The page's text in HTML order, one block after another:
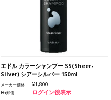
エドル カラーシャンプー SS(Sheer-
Silver) シアーシルバー 150ml
メーカー価格 ¥1,800
BG卸価 ログイン後表示